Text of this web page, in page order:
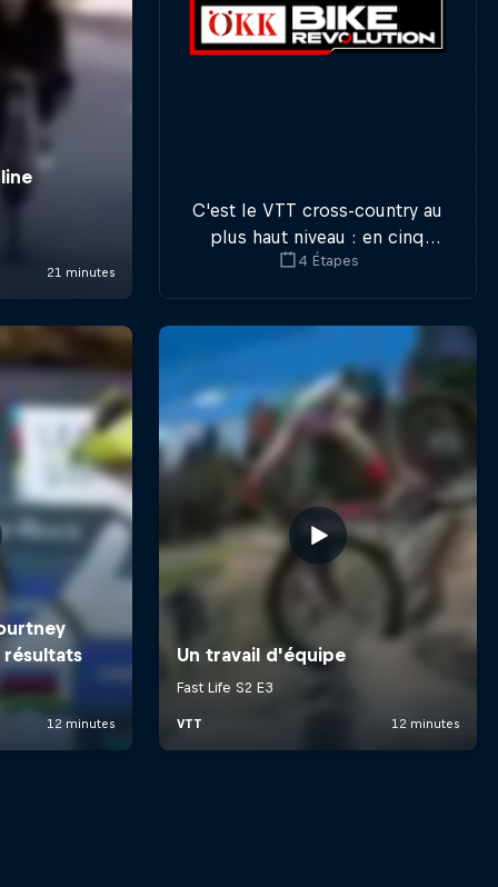
C'est le VTT cross-country au
plus haut niveau : en cinq
étapes à travers la Suisse, un
titre de champion du monde.
4 Étapes